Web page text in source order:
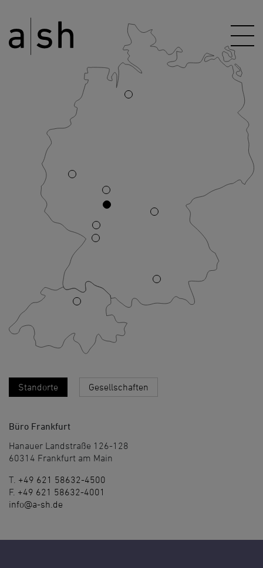
Standorte Gesellschaften
Büro Frankfurt
Hanauer Landstraße 126-128
60314 Frankfurt am Main
T. +49 621 58632-4500
F. +49 621 58632-4001
info@a-sh.de